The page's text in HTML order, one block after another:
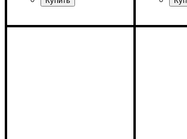
Ширина: 170 см
Ширина: